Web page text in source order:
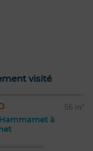
visité
56 m²
à